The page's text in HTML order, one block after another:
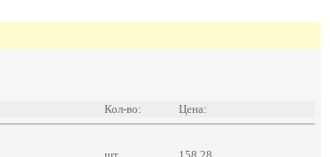
Кол-во: Цена: